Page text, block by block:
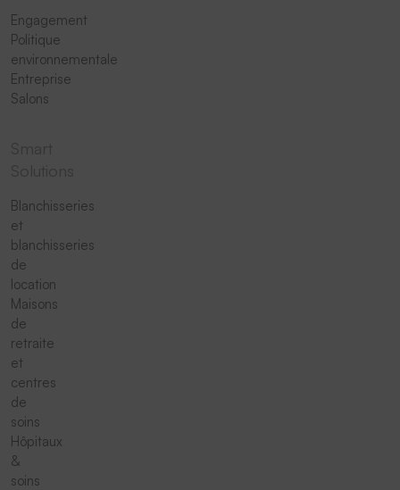
Engagement
Politique
environnementale
Entreprise
Salons
Blanchisseries
et
blanchisseries
de
location
Maisons
de
retraite
et
centres
de
soins
Hôpitaux
&
soins